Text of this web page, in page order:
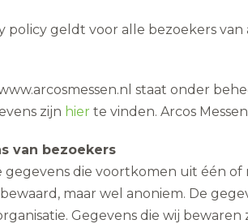
policy geldt voor alle bezoekers van
staat onder
zijn hier te vinden. Arcos
van bezoekers
gegevens die voortkomen uit één
maar wel anoniem. De
Gegevens die wij